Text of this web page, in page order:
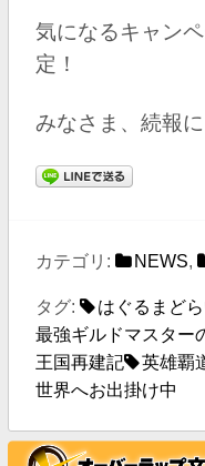
気になるキャン
定！
みなさま、続報
カテゴリ: NEWS,
タグ: はぐるまどら
最強ギルドマスター
王国再建記
英雄覇
世界へお出掛け中